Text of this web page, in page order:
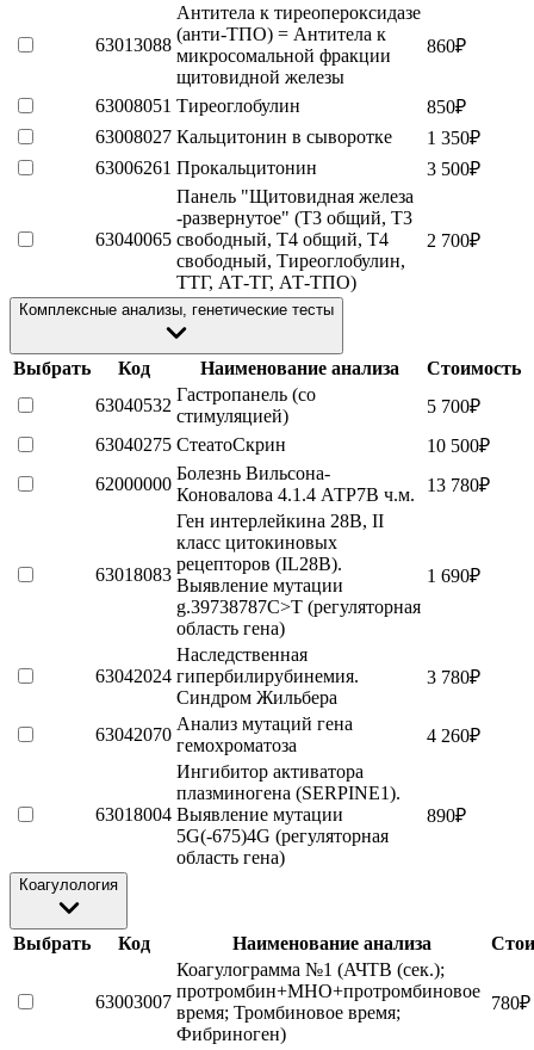
63013088
Антитела к тиреопероксидазе
(анти-ТПО) = Антитела к
микросомальной фракции
щитовидной железы
860₽
63008051 Тиреоглобулин 850₽
63008027 Кальцитонин в сыворотке 1 350₽
63006261 Прокальцитонин 3 500₽
63040065
Панель "Щитовидная железа
-развернутое" (Т3 общий, Т3
свободный, Т4 общий, Т4
свободный, Тиреоглобулин,
ТТГ, АТ-ТГ, АТ-ТПО)
2 700₽
Комплексные анализы, генетические тесты
Выбрать Код Наименование анализа
Стоимость
63040532
Гастропанель (со
стимуляцией)
5 700₽
63040275 СтеатоСкрин 10 500₽
62000000
Болезнь Вильсона-
Коновалова 4.1.4 АТР7В ч.м.
13 780₽
63018083
Ген интерлейкина 28B, II
класс цитокиновых
рецепторов (IL28B).
Выявление мутации
g.39738787C>T (регуляторная
область гена)
1 690₽
63042024
Наследственная
гипербилирубинемия.
Синдром Жильбера
3 780₽
63042070
Анализ мутаций гена
гемохроматоза
4 260₽
63018004
Ингибитор активатора
плазминогена (SERPINE1).
Выявление мутации
5G(-675)4G (регуляторная
область гена)
890₽
Коагулология
Выбрать Код Наименование анализа
63003007
Коагулограмма №1 (АЧТВ (сек.);
протромбин+МНО+протромбиновое
время; Тромбиновое время;
Фибриноген)
780₽